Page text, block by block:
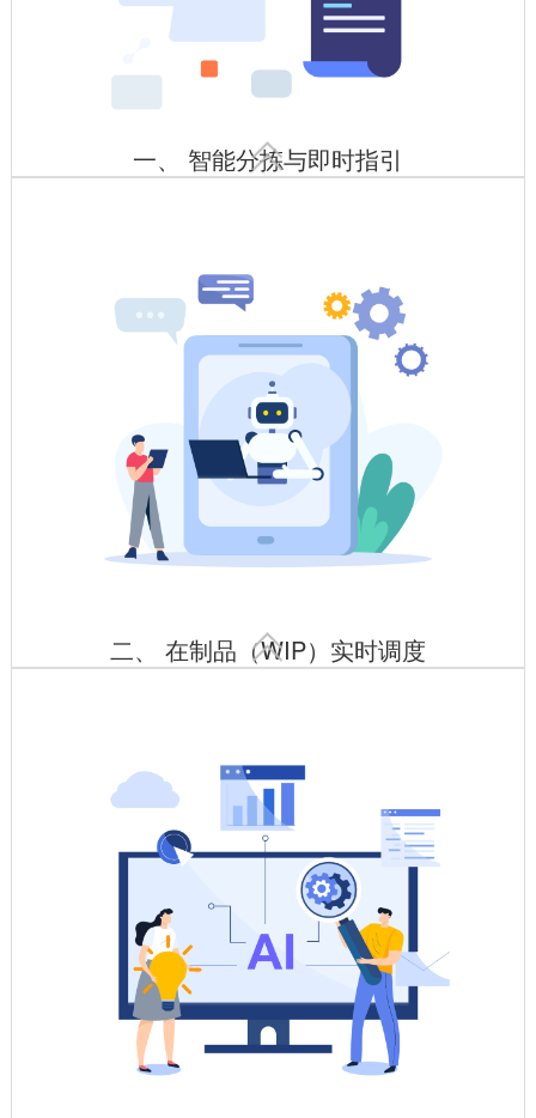
一、 智能分拣与即时指引

智能货架+条码/RFID/货架指示灯
原材料库部署RFID标签，自动记录规格、批次、库存位置，与
MES系统联动实现自动匹配领用
二、 在制品（WIP）实时调度

按工序路线自动转运，状态实时更新
电子看板可视化展示在制品位置、加工进度，异常停滞自动报